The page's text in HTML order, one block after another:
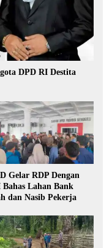
DPD RI Destita
Gelar RDP Dengan
Bahas Lahan Bank
dan Nasib Pekerja